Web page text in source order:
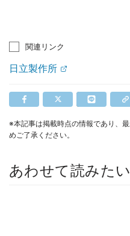
関連リンク
日立製作所
※本記事は掲載時点の情報であり、
めご了承ください。
あわせて読みたい